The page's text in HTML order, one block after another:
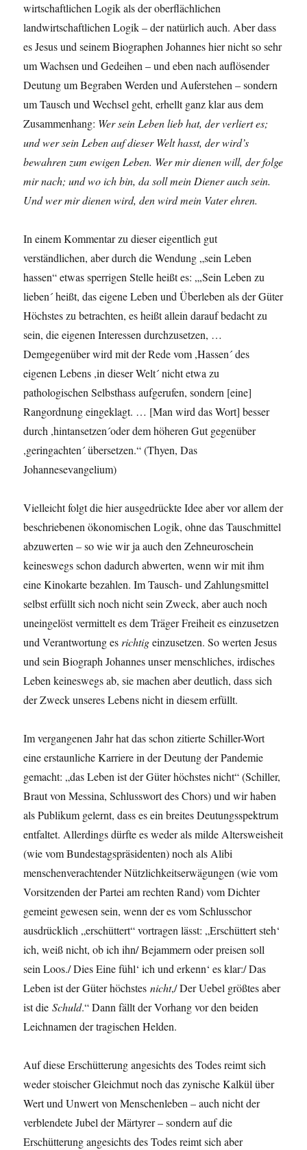
wirtschaftlichen Logik als der oberflächlichen
landwirtschaftlichen Logik – der natürlich auch. Aber dass
es Jesus und seinem Biographen Johannes hier nicht so sehr
um Wachsen und Gedeihen – und eben nach auflösender
Deutung um Begraben Werden und Auferstehen – sondern
um Tausch und Wechsel geht, erhellt ganz klar aus dem
Zusammenhang: Wer sein Leben lieb hat, der verliert es;
und wer sein Leben auf dieser Welt hasst, der wird’s
bewahren zum ewigen Leben. Wer mir dienen will, der folge
mir nach; und wo ich bin, da soll mein Diener auch sein.
Und wer mir dienen wird, den wird mein Vater ehren.
In einem Kommentar zu dieser eigentlich gut
verständlichen, aber durch die Wendung „sein Leben
hassen“ etwas sperrigen Stelle heißt es: „,Sein Leben zu
lieben´ heißt, das eigene Leben und Überleben als der Güter
Höchstes zu betrachten, es heißt allein darauf bedacht zu
sein, die eigenen Interessen durchzusetzen, …
Demgegenüber wird mit der Rede vom ,Hassen´ des
eigenen Lebens ,in dieser Welt´ nicht etwa zu
pathologischen Selbsthass aufgerufen, sondern [eine]
Rangordnung eingeklagt. … [Man wird das Wort] besser
durch ,hintansetzen´oder dem höheren Gut gegenüber
,geringachten´ übersetzen.“ (Thyen, Das
Johannesevangelium)
Vielleicht folgt die hier ausgedrückte Idee aber vor allem der
beschriebenen ökonomischen Logik, ohne das Tauschmittel
abzuwerten – so wie wir ja auch den Zehneuroschein
keineswegs schon dadurch abwerten, wenn wir mit ihm
eine Kinokarte bezahlen. Im Tausch- und Zahlungsmittel
selbst erfüllt sich noch nicht sein Zweck, aber auch noch
uneingelöst vermittelt es dem Träger Freiheit es einzusetzen
und Verantwortung esrichtigeinzusetzen. So werten Jesus
und sein Biograph Johannes unser menschliches, irdisches
Leben keineswegs ab, sie machen aber deutlich, dass sich
der Zweck unseres Lebens nicht in diesem erfüllt.
Im vergangenen Jahr hat das schon zitierte Schiller-Wort
eine erstaunliche Karriere in der Deutung der Pandemie
gemacht: „das Leben ist der Güter höchstes nicht“ (Schiller,
Braut von Messina, Schlusswort des Chors) und wir haben
als Publikum gelernt, dass es ein breites Deutungsspektrum
entfaltet. Allerdings dürfte es weder als milde Altersweisheit
(wie vom Bundestagspräsidenten) noch als Alibi
menschenverachtender Nützlichkeitserwägungen (wie vom
Vorsitzenden der Partei am rechten Rand) vom Dichter
gemeint gewesen sein, wenn der es vom Schlusschor
ausdrücklich „erschüttert“ vortragen lässt: „Erschüttert steh‘
ich, weiß nicht, ob ich ihn/ Bejammern oder preisen soll
sein Loos./ Dies Eine fühl‘ ich und erkenn‘ es klar:/ Das
Leben ist der Güter höchstesnicht,/ Der Uebel größtes aber
ist dieSchuld.“ Dann fällt der Vorhang vor den beiden
Leichnamen der tragischen Helden.
Auf diese Erschütterung angesichts des Todes reimt sich
weder stoischer Gleichmut noch das zynische Kalkül über
Wert und Unwert von Menschenleben – auch nicht der
verblendete Jubel der Märtyrer – sondern auf die
Erschütterung angesichts des Todes reimt sich aber